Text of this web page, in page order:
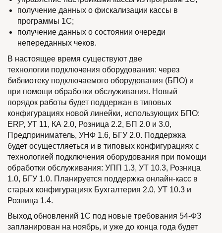
получение данных о фискализации кассы в
программы 1С;
получение данных о состоянии очереди
непереданных чеков.
В настоящее время существуют две
технологии подключения оборудования: через
библиотеку подключаемого оборудования (БПО) и
при помощи обработки обслуживания. Новый
порядок работы будет поддержан в типовых
конфигурациях новой линейки, использующих БПО:
ERP, УТ 11, КА 2.0, Розница 2.2, БП 2.0 и 3.0,
Предприниматель, УНФ 1.6, БГУ 2.0. Поддержка
будет осущестляеться и в типовых конфигурациях с
технологией подключения оборудования при помощи
обработки обслуживания: УПП 1.3, УТ 10.3, Розница
1.0, БГУ 1.0. Планируется поддержка онлайн-касс в
старых конфигурациях Бухгалтерия 2.0, УТ 10.3 и
Розница 1.4.
Выход обновлений 1С под новые требования 54-ФЗ
запланирован на ноябрь, и уже до конца года будет